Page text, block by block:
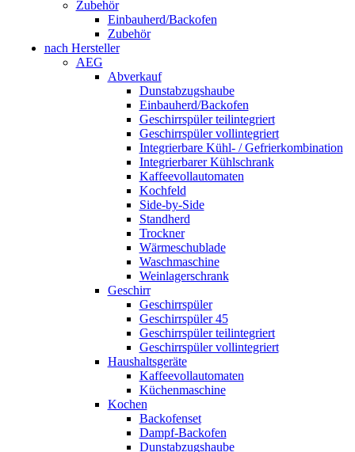
Zubehör
Einbauherd/Backofen
Zubehör
nach Hersteller
AEG
Abverkauf
Dunstabzugshaube
Einbauherd/Backofen
Geschirrspüler teilintegriert
Geschirrspüler vollintegriert
Integrierbare Kühl- / Gefrierkombination
Integrierbarer Kühlschrank
Kaffeevollautomaten
Kochfeld
Side-by-Side
Standherd
Trockner
Wärmeschublade
Waschmaschine
Weinlagerschrank
Geschirr
Geschirrspüler
Geschirrspüler 45
Geschirrspüler teilintegriert
Geschirrspüler vollintegriert
Haushaltsgeräte
Kaffeevollautomaten
Küchenmaschine
Kochen
Backofenset
Dampf-Backofen
Dunstabzugshaube